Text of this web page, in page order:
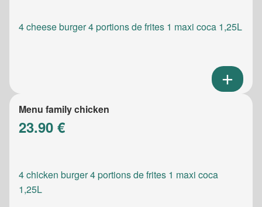
4 cheese burger 4 portions de frites 1 maxi coca 1,25L
Menu family chicken
23.90 €
4 chicken burger 4 portions de frites 1 maxi coca
1,25L